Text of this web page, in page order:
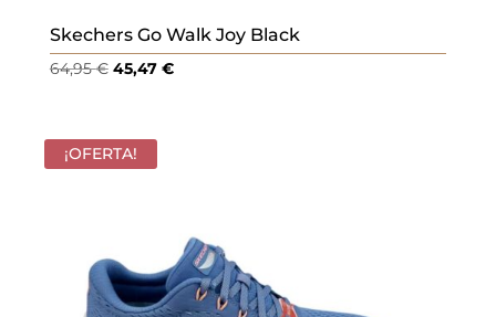
Skechers Go Walk Joy Black
64,95€ El
era:
45,47 €El
¡OFERTA!